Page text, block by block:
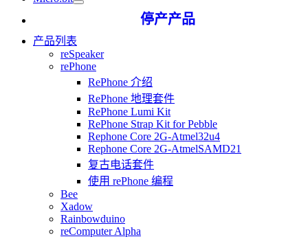
停产产品
产品列表
reSpeaker
rePhone
RePhone 介绍
RePhone 地理套件
RePhone Lumi Kit
RePhone Strap Kit for Pebble
Rephone Core 2G-Atmel32u4
Rephone Core 2G-AtmelSAMD21
复古电话套件
使用 rePhone 编程
Bee
Xadow
Rainbowduino
reComputer Alpha